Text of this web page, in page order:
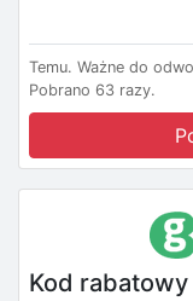
Temu. Ważne do
Pobrano 63 razy.
Kod